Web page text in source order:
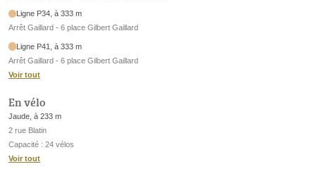
Ligne P34, à 333 m
Arrêt Gaillard - 6 place Gilbert Gaillard
Ligne P41, à 333 m
Arrêt Gaillard - 6 place Gilbert Gaillard
Voir tout
En vélo
Jaude, à 233 m
2 rue Blatin
Capacité : 24 vélos
Voir tout